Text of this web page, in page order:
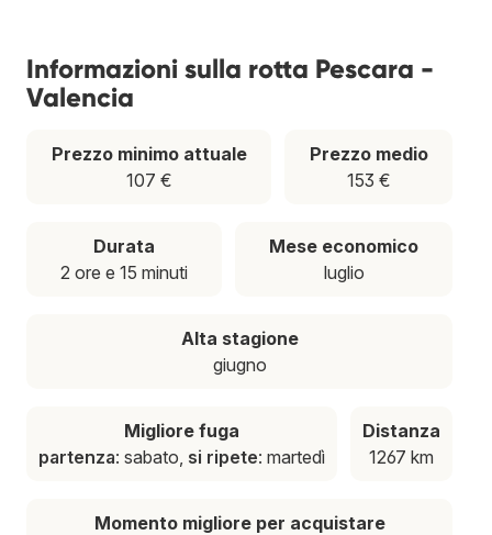
Informazioni sulla rotta Pescara -
Valencia
Prezzo minimo attuale
107 €
Prezzo medio
153 €
Durata
2 ore e 15 minuti
Mese economico
luglio
Alta stagione
giugno
Migliore fuga
partenza: sabato, si ripete: martedì
Distanza
1267 km
Momento migliore per acquistare